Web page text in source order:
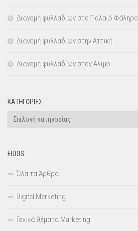
Διανομή φυλλαδίων στο Παλαιό Φάληρο
Διανομή φυλλαδίων στην Αττική
Διανομή φυλλαδίων στον Άλιμο
KΑΤΗΓΟΡΊΕΣ
EIDOS
Όλα τα Άρθρα
Digital Marketing
Γενικά θέματα Marketing